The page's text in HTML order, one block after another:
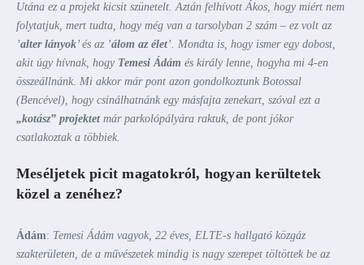
Utána ez a projekt kicsit szünetelt. Aztán felhívott Ákos, hogy miért nem
folytatjuk, mert tudta, hogy még van a tarsolyban 2 szám – ez volt az
’alter lányok’ és az ’álom az élet’. Mondta is, hogy ismer egy dobost,
akit úgy hívnak, hogy Temesi Ádám és király lenne, hogyha mi 4-en
összeállnánk. Mi akkor már pont azon gondolkoztunk Botossal
(Bencével), hogy csinálhatnánk egy másfajta zenekart, szóval ezt a
„kotász” projektet már parkolópályára raktuk, de pont jókor
csatlakoztak a többiek.
Meséljetek picit magatokról, hogyan kerültetek
közel a zenéhez?
Ádám: Temesi Ádám vagyok, 22 éves, ELTE-s hallgató közgáz
szakterületen, de a művészetek mindig is nagy szerepet töltöttek be az